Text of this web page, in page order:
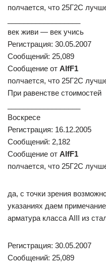
полчается, что 25Г2С
век живи — век учись
Регистрация: 30.05.2007
Сообщений: 25,089
Сообщение от AlfF1
полчается, что 25Г2С
При равенстве стоимостей
Воскресе
Регистрация: 16.12.2005
Сообщений: 2,182
Сообщение от AlfF1
полчается, что 25Г2С
да, с точки зрения
указаниях даем
арматура класса АIII из
Регистрация: 30.05.2007
Сообщений: 25,089